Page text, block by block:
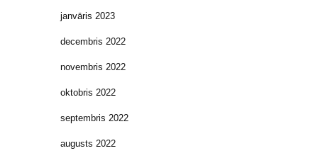
janvāris 2023
decembris 2022
novembris 2022
oktobris 2022
septembris 2022
augusts 2022